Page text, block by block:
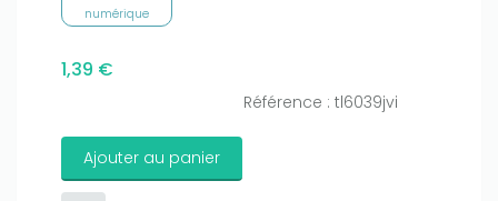
numérique
1,39 €
Référence : tl6039jvi
Ajouter au panier